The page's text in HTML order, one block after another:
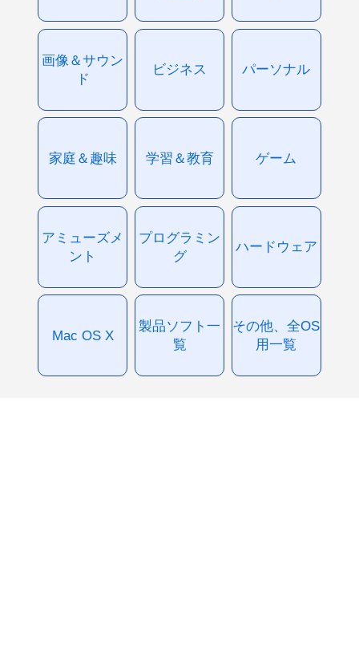
画像＆サウン
ド
ビジネス パーソナル
家庭＆趣味 学習＆教育 ゲーム
アミューズメ
ント
プログラミン
グ
ハードウェア
Mac OS X
製品ソフト一
覧
その他、全OS
用一覧